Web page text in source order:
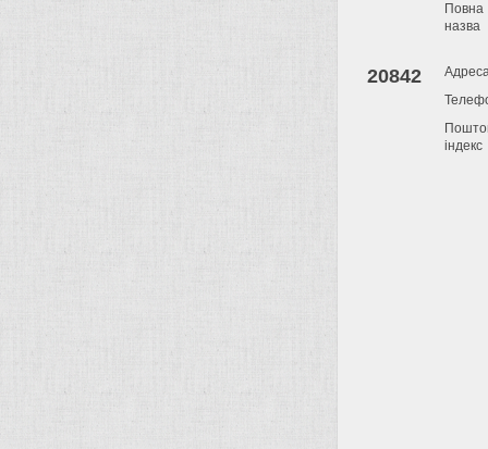
20842
Повна
назва
індекс